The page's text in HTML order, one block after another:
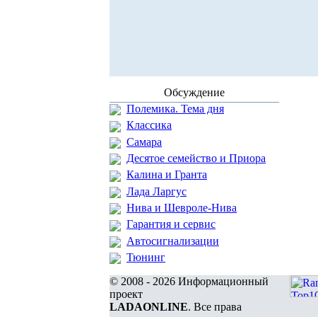
Обсуждение
Полемика. Тема дня
Классика
Самара
Десятое семейство и Приора
Калина и Гранта
Лада Ларгус
Нива и Шевроле-Нива
Гарантия и сервис
Автосигнализации
Тюнинг
© 2008 - 2026 Информационный
проект
LADAONLINE. Все права